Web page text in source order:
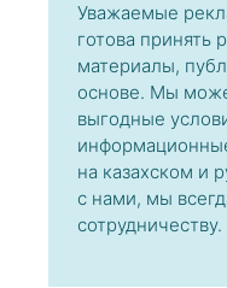
Уважаемые
готова принять
материалы,
основе. Мы
выгодные
на казахском и
с нами, мы
сотрудничеству.